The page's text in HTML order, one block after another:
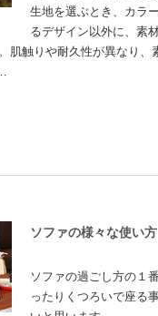
生地を選ぶとき、カラ
るデザイン以外に、素
肌触りや耐久性が異なり、
ソファの様々な使い方
ソファの過ごし方の１
ったりくつろいで座る